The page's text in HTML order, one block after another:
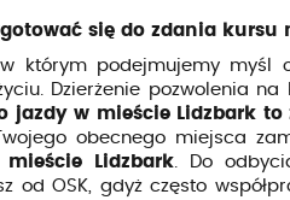
się do zdania kursu
w którym podejmujemy myśl
Dzierżenie pozwolenia
jazdy w mieście Lidzbark
obecnego miejsca
Lidzbark. Do
od OSK, gdyż często